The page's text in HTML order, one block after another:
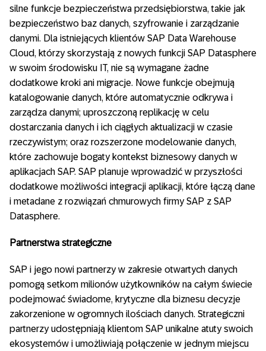
silne funkcje bezpieczeństwa przedsiębiorstwa, takie jak
bezpieczeństwo baz danych, szyfrowanie i zarządzanie
danymi. Dla istniejących klientów SAP Data Warehouse
Cloud, którzy skorzystają z nowych funkcji SAP Datasphere
w swoim środowisku IT, nie są wymagane żadne
dodatkowe kroki ani migracje. Nowe funkcje obejmują
katalogowanie danych, które automatycznie odkrywa i
zarządza danymi; uproszczoną replikację w celu
dostarczania danych i ich ciągłych aktualizacji w czasie
rzeczywistym; oraz rozszerzone modelowanie danych,
które zachowuje bogaty kontekst biznesowy danych w
aplikacjach SAP. SAP planuje wprowadzić w przyszłości
dodatkowe możliwości integracji aplikacji, które łączą dane
i metadane z rozwiązań chmurowych firmy SAP z SAP
Datasphere.
Partnerstwa strategiczne
SAP i jego nowi partnerzy w zakresie otwartych danych
pomogą setkom milionów użytkowników na całym świecie
podejmować świadome, krytyczne dla biznesu decyzje
zakorzenione w ogromnych ilościach danych. Strategiczni
partnerzy udostępniają klientom SAP unikalne atuty swoich
ekosystemów i umożliwiają połączenie w jednym miejscu